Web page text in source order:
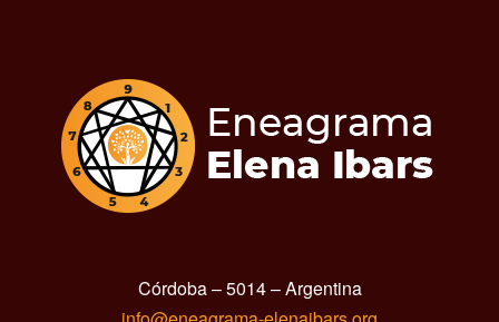
Córdoba – 5014 – Argentina